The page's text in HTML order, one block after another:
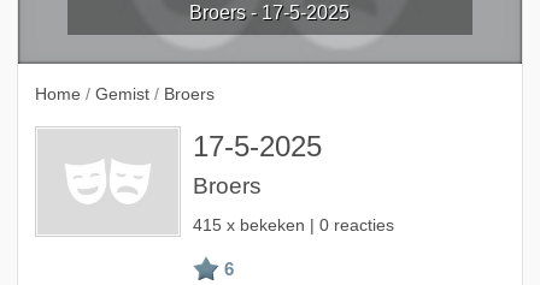
Broers - 17-5-2025
Home / Gemist / Broers
17-5-2025
Broers
415 x bekeken | 0 reacties